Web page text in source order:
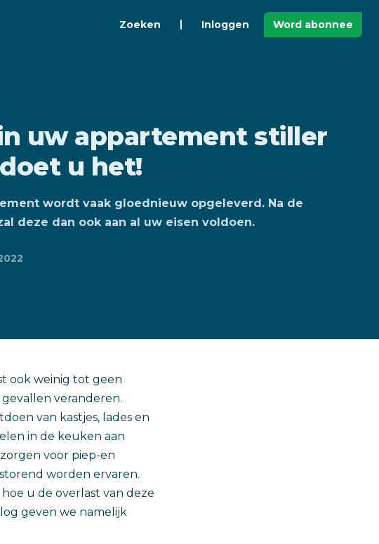
Zoeken Inloggen Word abonnee
uw appartement stiller
u het!
wordt vaak gloednieuw opgeleverd. Na de
deze dan ook aan al uw eisen voldoen.
ook weinig tot geen
veranderen.
van kastjes, lades en
in de keuken aan
voor piep-en
worden ervaren.
u de overlast van deze
geven we namelijk